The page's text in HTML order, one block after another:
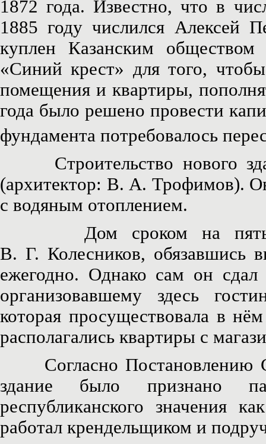
1872 года. Известно, что в
1885 году числился Алексей
куплен Казанским
«Синий крест» для того,
помещения и квартиры,
года было решено провести
фундамента потребовалось
Строительство нового
(архитектор: В. А. Трофимов).
с водяным отоплением.
Дом сроком на пять
В. Г. Колесников, обязавшись
ежегодно. Однако сам он
организовавшему здесь
которая просуществовала в
располагались квартиры с
Согласно Постановлению
здание было признано
республиканского значения
работал крендельщиком и